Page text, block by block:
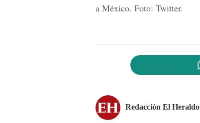
a México. Foto: Twitter.
Redacción El Heraldo